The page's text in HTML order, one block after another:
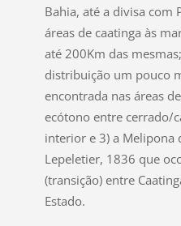
Bahia, até a divisa com
áreas de caatinga às
até 200Km das
distribuição um pouco
encontrada nas áreas
ecótono entre cerrado/
interior e 3) a Melipona
Lepeletier, 1836 que
(transição) entre
Estado.